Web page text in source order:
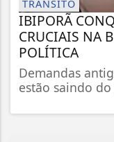
TRÂNSITO
IBIPORÃ
CRUCIAIS NA
POLÍTICA
Demandas
estão saindo